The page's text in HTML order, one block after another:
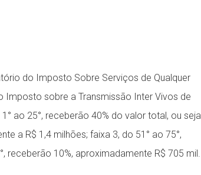
do Imposto Sobre Serviços de Qualquer
Imposto sobre a Transmissão Inter Vivos de
ao 25°, receberão 40% do valor total, ou seja
a R$ 1,4 milhões; faixa 3, do 51° ao 75°,
receberão 10%, aproximadamente R$ 705 mil.